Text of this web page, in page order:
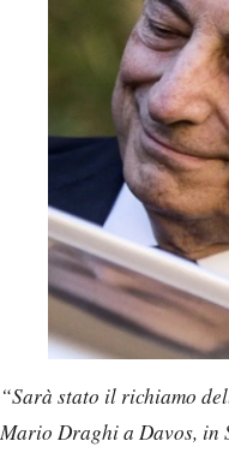
“Sarà stato il richiamo
Mario Draghi a Davos, in